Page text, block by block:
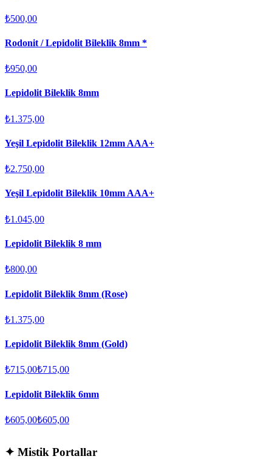
₺500,00
Rodonit / Lepidolit Bileklik 8mm *
₺950,00
Lepidolit Bileklik 8mm
₺1.375,00
Yeşil Lepidolit Bileklik 12mm AAA+
₺2.750,00
Yeşil Lepidolit Bileklik 10mm AAA+
₺1.045,00
Lepidolit Bileklik 8 mm
₺800,00
Lepidolit Bileklik 8mm (Rose)
₺1.375,00
Lepidolit Bileklik 8mm (Gold)
₺715,00₺715,00
Lepidolit Bileklik 6mm
₺605,00₺605,00
✦ Mistik Portallar